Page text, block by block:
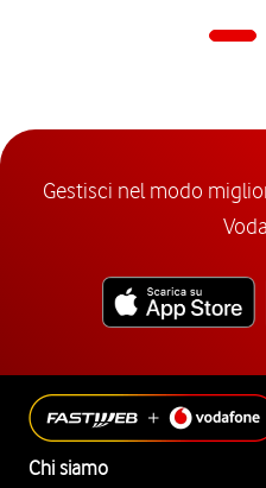
Gestisci nel modo
Chi siamo